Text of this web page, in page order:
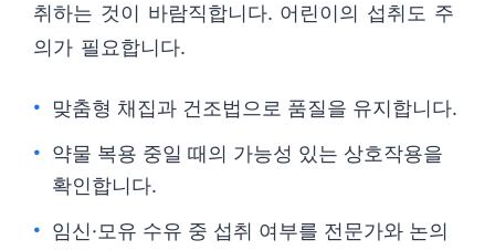
취하는 것이 바람직합니다. 어린이의 섭취도 주
의가 필요합니다.
맞춤형 채집과 건조법으로 품질을 유지합니다.
약물 복용 중일 때의 가능성 있는 상호작용을
확인합니다.
임신·모유 수유 중 섭취 여부를 전문가와 논의